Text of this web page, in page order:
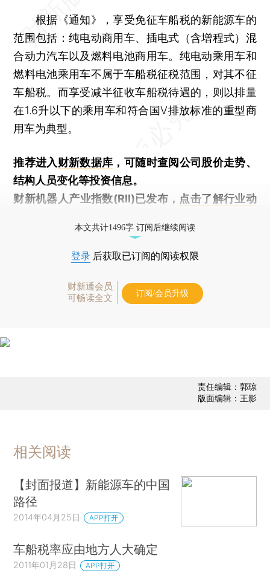
根据《通知》，享受免征车船税的新能源车的
范围包括：纯电动商用车、插电式（含增程式）混
合动力汽车以及燃料电池商用车。纯电动乘用车和
燃料电池乘用车不属于车船税征税范围，对其不征
车船税。而享受减半征收车船税待遇的，则以排量
在1.6升以下的乘用车和符合国V排放标准的重型商
用车为典型。
推荐进入财新数据库 ，可随时查阅公司股价走势、
结构人员变化等投资信息。
财新机器人产业指数(RII)已发布， 点击了解行业动
本文共计1496字 订阅后继续阅读
登录 后获取已订阅的阅读权限
财新通会员
可畅读全文
订阅/会员升级
责任编辑：郭琼
版面编辑：王影
相关阅读
【封面报道】新能源车的中国
路径
2014年04月25日 APP打开
车船税率应由地方人大确定
2011年01月28日 APP打开